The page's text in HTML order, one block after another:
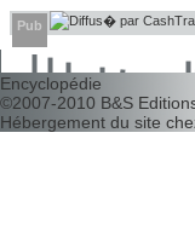
Pub
d�couvrir leurs
Encyclopédie
©2007-2010 B&S
Hébergement du site